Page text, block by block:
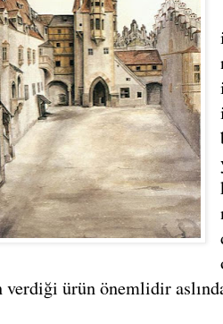
verdiği ürün önemlidir